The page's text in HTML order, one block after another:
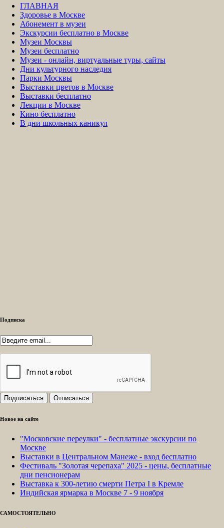
ГЛАВНАЯ
Здоровье в Москве
Абонемент в музеи
Экскурсии бесплатно в Москве
Музеи Москвы
Музеи бесплатно
Музеи - онлайн, виртуальные туры, сайты
Дни культурного наследия
Парки Москвы
Выставки цветов в Москве
Выставки бесплатно
Лекции в Москве
Кино бесплатно
В дни школьных каникул
Подписка
Новое на сайте
"Московские переулки" - бесплатные экскурсии по
Москве
Выставки в Центральном Манеже - вход бесплатно
Фестиваль "Золотая черепаха" 2025 - цены, бесплатные
дни пенсионерам
Выставка к 300-летию смерти Петра I в Кремле
Индийская ярмарка в Москве 7 - 9 ноября
САМОСТОЯТЕЛЬНО